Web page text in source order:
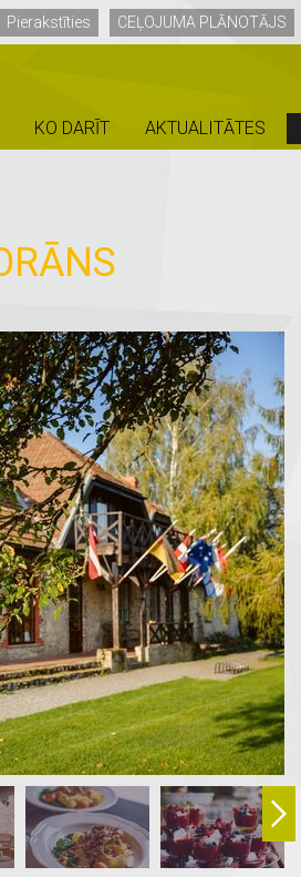
Pierakstīties CEĻOJUMA PLĀNOTĀJS
KO DARĪT AKTUALITĀTES